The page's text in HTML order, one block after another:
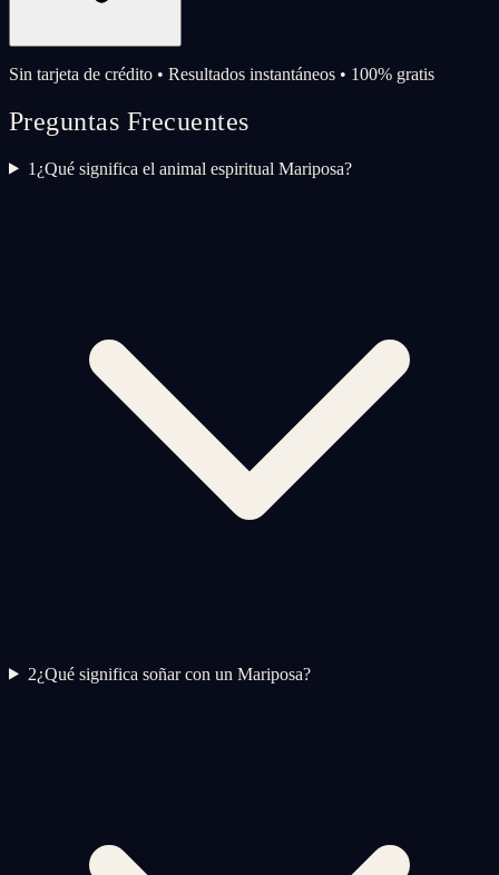
Sin tarjeta de crédito • Resultados instantáneos • 100% gratis
Preguntas Frecuentes
1 ¿Qué significa el animal espiritual Mariposa?
2¿Qué significa soñar con un Mariposa?